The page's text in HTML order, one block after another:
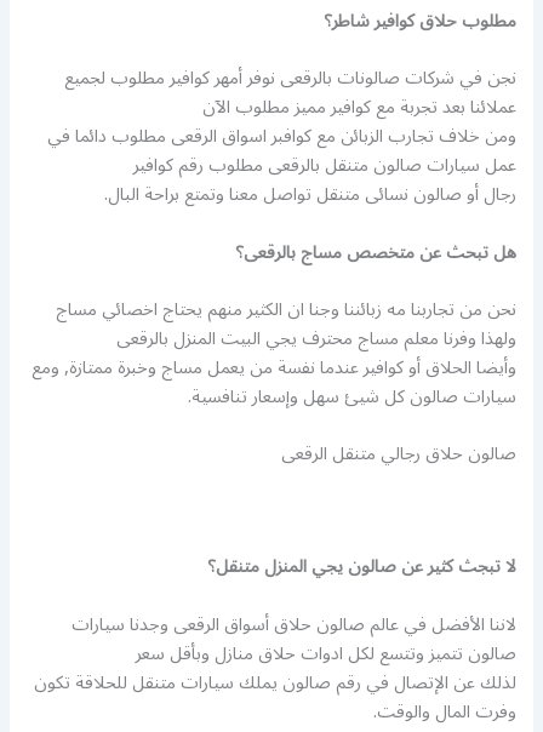
مطلوب حلاق كوافير شاطر؟
نجن في شركات صالونات بالرقعى نوفر أمهر كوافير مطلوب لجميع
عملائنا بعد تجربة مع كوافير مميز مطلوب الآن
ومن خلاف تجارب الزبائن مع كوافبر اسواق الرقعى مطلوب دائما في
عمل سيارات صالون متنقل بالرقعى مطلوب رقم كوافير
رجال أو صالون نسائى متنقل تواصل معنا وتمتع براحة البال.
هل تبحث عن متخصص مساج بالرقعى؟
نحن من تجاربنا مه زبائننا وجنا ان الكثير منهم يحتاج اخصائي مساج
ولهذا وفرنا معلم مساج محترف يجي البيت المنزل بالرقعى
وأيضا الحلاق أو كوافير عندما نفسة من يعمل مساج وخبرة ممتازة, ومع
سيارات صالون كل شيئ سهل وإسعار تنافسية.
صالون حلاق رجالي متنقل الرقعى
لا تبجث كثير عن صالون يجي المنزل متنقل؟
لاننا الأفضل في عالم صالون حلاق أسواق الرقعى وجدنا سيارات
صالون تتميز وتتسع لكل ادوات حلاق منازل وبأقل سعر
لذلك عن الإتصال في رقم صالون يملك سيارات متنقل للحلاقة تكون
وفرت المال والوقت.